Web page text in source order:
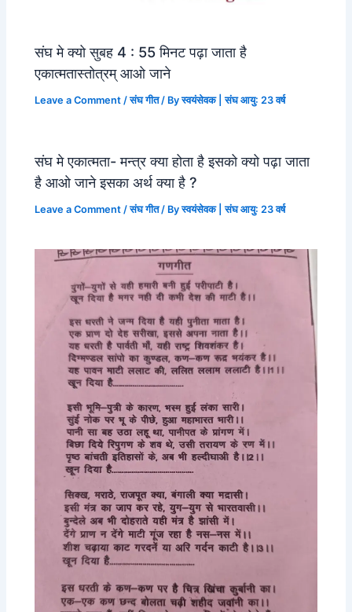
संघ मे क्यो सुबह 4 : 55 मिनट पढ़ा जाता है
एकात्मतास्तोत्रम् आओ जाने
Leave a Comment /संघ गीत/ Byस्वयंसेवक | संघ आयु: 23 वर्ष
संघ मे एकात्मता- मन्त्र क्या होता है इसको क्यो पढ़ा जाता
है आओ जाने इसका अर्थ क्या है ?
Leave a Comment /संघ गीत/ Byस्वयंसेवक | संघ आयु: 23 वर्ष